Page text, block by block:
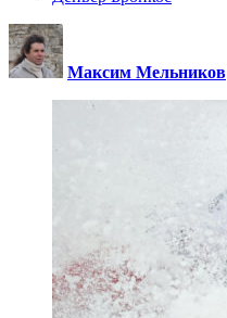
Максим Мельников